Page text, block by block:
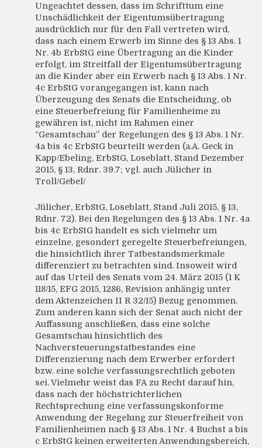
Ungeachtet dessen, dass im Schrifttum eine
Unschädlichkeit der Eigentumsübertragung
ausdrücklich nur für den Fall vertreten wird,
dass nach einem Erwerb im Sinne des § 13 Abs. 1
Nr. 4b ErbStG eine Übertragung an die Kinder
erfolgt, im Streitfall der Eigentumsübertragung
an die Kinder aber ein Erwerb nach § 13 Abs. 1 Nr.
4c ErbStG vorangegangen ist, kann nach
Überzeugung des Senats die Entscheidung, ob
eine Steuerbefreiung für Familienheime zu
gewähren ist, nicht im Rahmen einer
“Gesamtschau” der Regelungen des § 13 Abs. 1 Nr.
4a bis 4c ErbStG beurteilt werden (a.A. Geck in
Kapp/Ebeling, ErbStG, Loseblatt, Stand Dezember
2015, § 13, Rdnr. 39.7; vgl. auch Jülicher in
Troll/Gebel/
Jülicher, ErbStG, Loseblatt, Stand Juli 2015, § 13,
Rdnr. 72). Bei den Regelungen des § 13 Abs. 1 Nr. 4a
bis 4c ErbStG handelt es sich vielmehr um
einzelne, gesondert geregelte Steuerbefreiungen,
die hinsichtlich ihrer Tatbestandsmerkmale
differenziert zu betrachten sind. Insoweit wird
auf das Urteil des Senats vom 24. März 2015 (1 K
118/15, EFG 2015, 1286, Revision anhängig unter
dem Aktenzeichen II R 32/15) Bezug genommen.
Zum anderen kann sich der Senat auch nicht der
Auffassung anschließen, dass eine solche
Gesamtschau hinsichtlich des
Nachversteuerungstatbestandes eine
Differenzierung nach dem Erwerber erfordert
bzw. eine solche verfassungsrechtlich geboten
sei. Vielmehr weist das FA zu Recht darauf hin,
dass nach der höchstrichterlichen
Rechtsprechung eine verfassungskonforme
Anwendung der Regelung zur Steuerfreiheit von
Familienheimen nach § 13 Abs. 1 Nr. 4 Buchst a bis
c ErbStG keinen erweiterten Anwendungsbereich,